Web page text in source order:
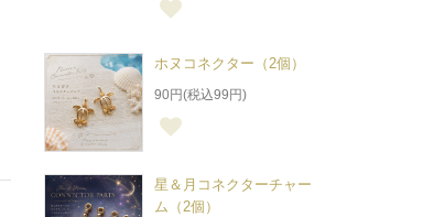
ホヌコネクター（2個）
90円(税込99円)
星＆月コネクターチャー
ム（2個）